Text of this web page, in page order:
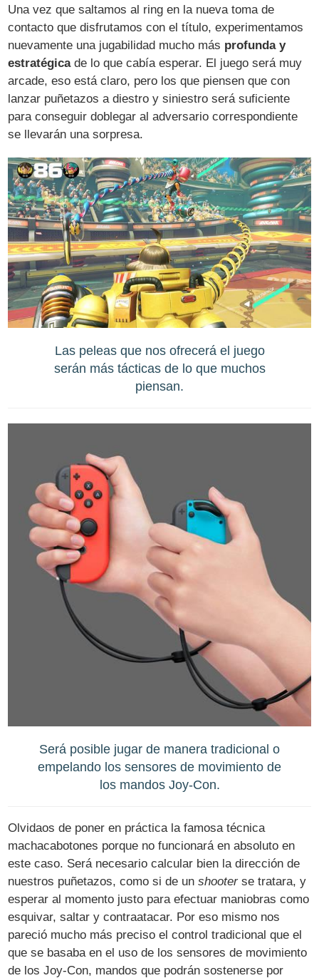
Una vez que saltamos al ring en la nueva toma de
contacto que disfrutamos con el título, experimentamos
nuevamente una jugabilidad mucho más profunda y
estratégicade lo que cabía esperar. El juego será muy
arcade, eso está claro, pero los que piensen que con
lanzar puñetazos a diestro y siniestro será suficiente
para conseguir doblegar al adversario correspondiente
se llevarán una sorpresa.
Las peleas que nos ofrecerá el juego
serán más tácticas de lo que muchos
piensan.
Será posible jugar de manera tradicional o
empelando los sensores de movimiento de
los mandos Joy-Con.
Olvidaos de poner en práctica la famosa técnica
machacabotones porque no funcionará en absoluto en
este caso. Será necesario calcular bien la dirección de
nuestros puñetazos, como si de unshooterse tratara, y
esperar al momento justo para efectuar maniobras como
esquivar, saltar y contraatacar. Por eso mismo nos
pareció mucho más preciso el control tradicional que el
que se basaba en el uso de los sensores de movimiento
de los Joy-Con, mandos que podrán sostenerse por